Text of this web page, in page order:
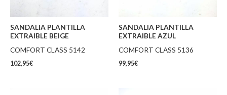
SANDALIA PLANTILLA
EXTRAIBLE BEIGE
COMFORT CLASS 5142
102,95€
SANDALIA PLANTILLA
EXTRAIBLE AZUL
COMFORT CLASS 5136
99,95€